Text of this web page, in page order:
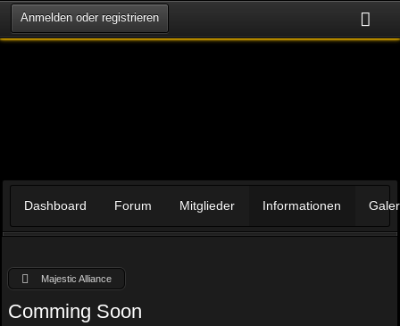
Anmelden oder registrieren
Dashboard Forum Mitglieder Informationen
Majestic Alliance
Comming Soon